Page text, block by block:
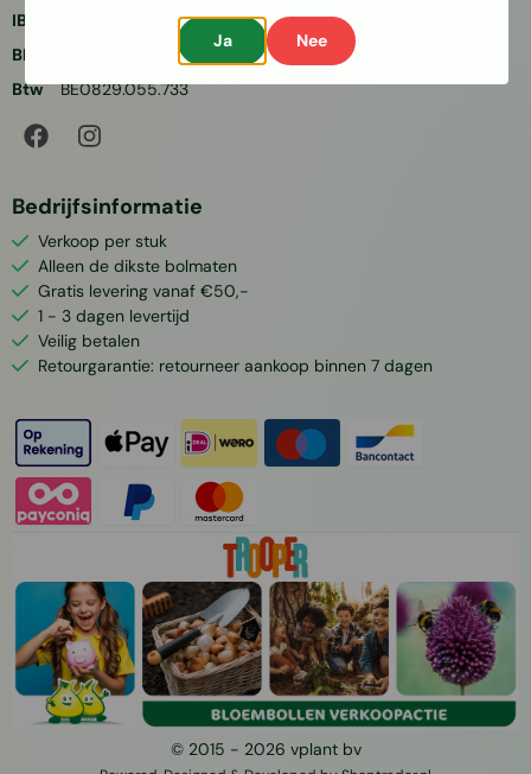
Ja Nee
IBAN
BE84 7310 1207 5259
BIC
Btw
BE0829.055.733
Bedrijfsinformatie
Verkoop per stuk
Alleen de dikste bolmaten
Gratis levering vanaf €50,-
1 - 3 dagen levertijd
Veilig betalen
Retourgarantie: retourneer aankoop binnen 7 dagen
© 2015 - 2026 vplant bv